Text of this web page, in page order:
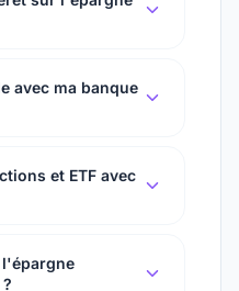
avec ma banque
et ETF avec